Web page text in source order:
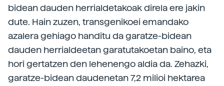
bidean dauden herrialdetakoak direla ere jakin
dute. Hain zuzen, transgenikoei emandako
azalera gehiago handitu da garatze-bidean
dauden herrialdeetan garatutakoetan baino, eta
hori gertatzen den lehenengo aldia da. Zehazki,
garatze-bidean daudenetan 7,2 milioi hektarea